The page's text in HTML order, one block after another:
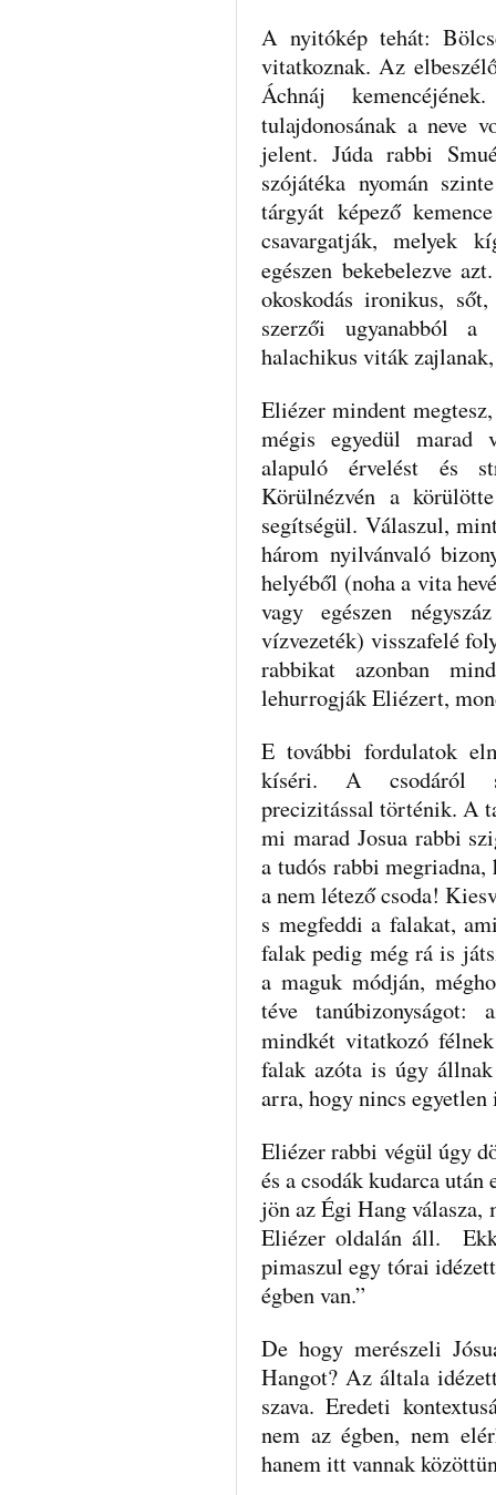
A nyitókép tehát:
vitatkoznak. Az
Áchnáj
tulajdonosának a neve
jelent. Júda rabbi
szójátéka nyomán
tárgyát képező
csavargatják, melyek
egészen bekebelezve
okoskodás ironikus,
szerzői ugyanabból
halachikus viták
Eliézer mindent
mégis egyedül marad
alapuló érvelést és
Körülnézvén a
segítségül. Válaszul,
három nyilvánvaló
helyéből (noha a vita
vagy egészen
vízvezeték) visszafelé
rabbikat azonban
lehurrogják Eliézert,
E további fordulatok
kíséri. A csodáról
precizitással történik. A
mi marad Josua rabbi
a tudós rabbi
a nem létező csoda!
s megfeddi a falakat,
falak pedig még rá is
a maguk módján,
téve tanúbizonyságot:
mindkét vitatkozó
falak azóta is úgy
arra, hogy nincs egyetlen
Eliézer rabbi végül úgy
és a csodák kudarca
jön az Égi Hang válasza,
Eliézer oldalán áll.
pimaszul egy tórai
égben van.”
De hogy merészeli
Hangot? Az általa
szava. Eredeti
nem az égben, nem
hanem itt vannak